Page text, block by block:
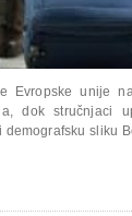
Evropske unije
dok stručnjaci
sliku